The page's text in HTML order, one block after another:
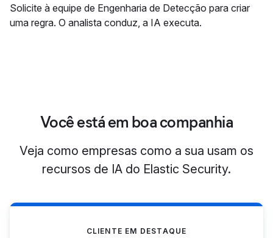
Solicite à equipe de Engenharia de Detecção para criar
uma regra. O analista conduz, a IA executa.
Você está em boa companhia
Veja como empresas como a sua usam os
recursos de IA do Elastic Security.
CLIENTE EM DESTAQUE